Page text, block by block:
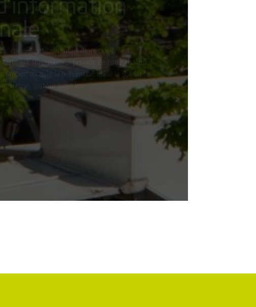
chers Saint Laurentais Alors que l’été a
territoire traverse une période de forte chaleur.
l’importance de la prévention et de la solidarité.
surtout pour les...